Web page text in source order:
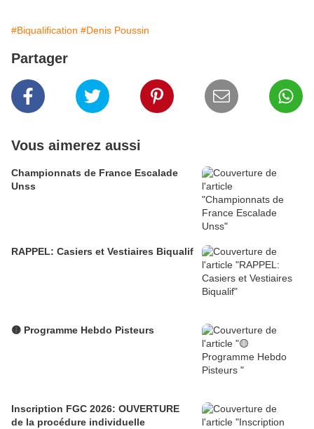
#Biqualification #Denis Poussin
Partager
Vous aimerez aussi
Championnats de France Escalade
Unss
RAPPEL: Casiers et Vestiaires Biqualif
🟡 Programme Hebdo Pisteurs
Inscription FGC 2026: OUVERTURE
de la procédure individuelle